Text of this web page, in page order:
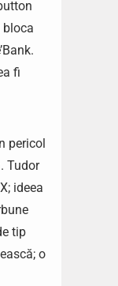
bloca
fi
pericol
Tudor
ideea
tip
o